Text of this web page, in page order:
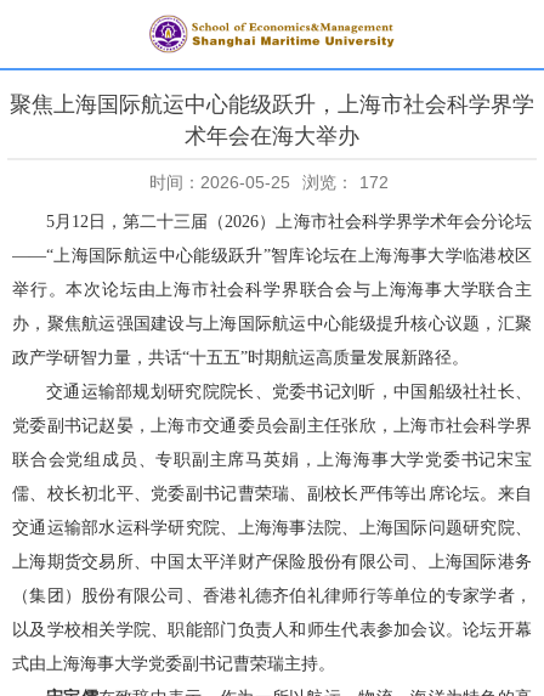
聚焦上海国际航运中心能级跃升，上海市社会科学界学
术年会在海大举办
时间：2026-05-25 浏览： 172
5月12日，第二十三届（2026）上海市社会科学界学术年会分论坛
——“上海国际航运中心能级跃升”智库论坛在上海海事大学临港校区
举行。本次论坛由上海市社会科学界联合会与上海海事大学联合主
办，聚焦航运强国建设与上海国际航运中心能级提升核心议题，汇聚
政产学研智力量，共话“十五五”时期航运高质量发展新路径。
交通运输部规划研究院院长、党委书记刘昕，中国船级社社长、
党委副书记赵晏，上海市交通委员会副主任张欣，上海市社会科学界
联合会党组成员、专职副主席马英娟，上海海事大学党委书记宋宝
儒、校长初北平、党委副书记曹荣瑞、副校长严伟等出席论坛。来自
交通运输部水运科学研究院、上海海事法院、上海国际问题研究院、
上海期货交易所、中国太平洋财产保险股份有限公司、上海国际港务
（集团）股份有限公司、香港礼德齐伯礼律师行等单位的专家学者，
以及学校相关学院、职能部门负责人和师生代表参加会议。论坛开幕
式由上海海事大学党委副书记曹荣瑞主持。